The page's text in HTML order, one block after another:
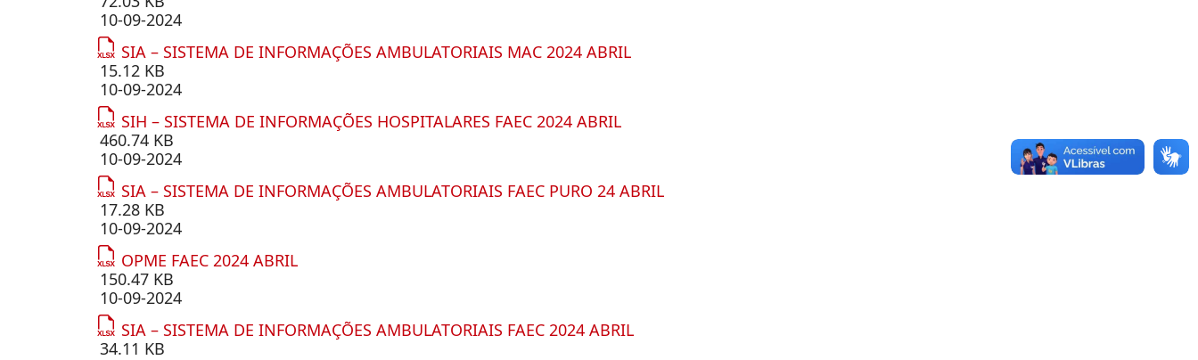
10-09-2024
SIA – SISTEMA DE INFORMAÇÕES AMBULATORIAIS MAC 2024 ABRIL
15.12 KB
10-09-2024
SIH – SISTEMA DE INFORMAÇÕES HOSPITALARES FAEC 2024 ABRIL
460.74 KB
10-09-2024
SIA – SISTEMA DE INFORMAÇÕES AMBULATORIAIS FAEC PURO 24 ABRIL
17.28 KB
10-09-2024
OPME FAEC 2024 ABRIL
150.47 KB
10-09-2024
SIA – SISTEMA DE INFORMAÇÕES AMBULATORIAIS FAEC 2024 ABRIL
34.11 KB